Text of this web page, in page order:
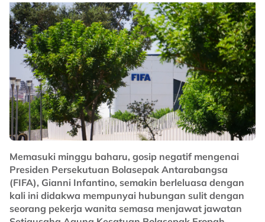
Bintang berusia 19 itu menikmati musim yang hebat
bersama kelab Jerman itu dengan menjaringkan 12 gol
Bundesliga untuk membantu Leipzig menamatkan
saingan di tempat ketiga dan layak ke Liga Juara-Juara
Eropah (UCL) musim hadapan.
Dia juga merupakan tonggak utama Ivory Coast dalam
Piala Dunia 2026 baru-baru ini, di mana mereka mara
ke peringkat 32 terakhir.
Menariknya, Diomande dahulu memulakan kerjaya bola
sepaknya di bangku persekolahan sebelum beraksi
dalam divisyen kelima Sepanyol.
Tular satu video apabila Diomande berpakaian jersi
tiruan Manchester United dengan menulis sendiri nama
Cristiano Ronaldo di belakang mula mencuri tumpuan.
Memasuki minggu baharu, gosip negatif mengenai
Presiden Persekutuan Bolasepak Antarabangsa
(FIFA), Gianni Infantino, semakin berleluasa dengan
kali ini didakwa mempunyai hubungan sulit dengan
seorang pekerja wanita semasa menjawat jawatan